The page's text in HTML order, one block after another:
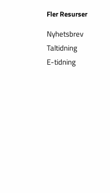
Fler Resurser
Nyhetsbrev
Taltidning
E-tidning